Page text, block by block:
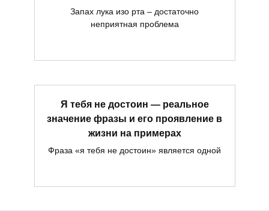
Запах лука изо рта – достаточно
неприятная проблема
Я тебя не достоин — реальное
значение фразы и его проявление в
жизни на примерах
Фраза «я тебя не достоин» является одной